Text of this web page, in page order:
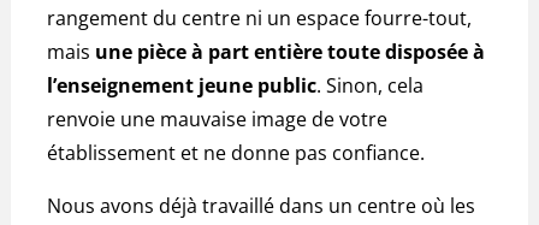
rangement du centre ni un espace fourre-tout,
mais une pièce à part entière toute disposée à
l’enseignement jeune public. Sinon, cela
renvoie une mauvaise image de votre
établissement et ne donne pas confiance.
Nous avons déjà travaillé dans un centre où les